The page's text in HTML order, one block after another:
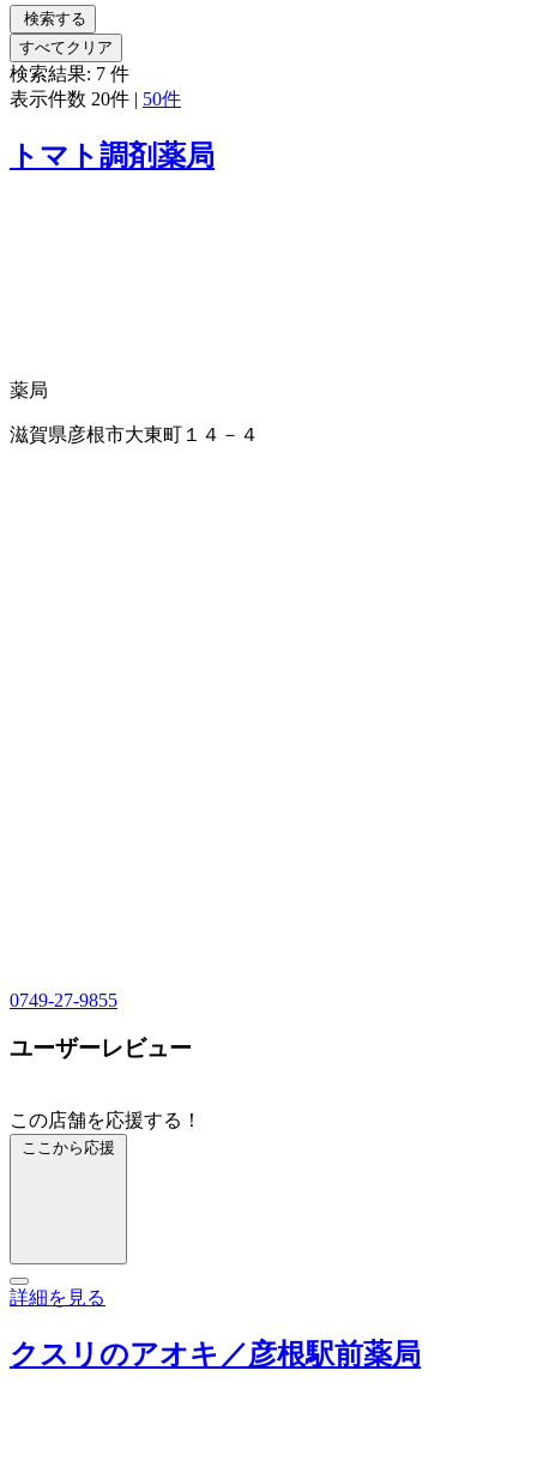
検索する
すべてクリア
検索結果: 7 件
表示件数 20件 | 50件
トマト調剤薬局
薬局
滋賀県彦根市大東町１４－４
0749-27-9855
ユーザーレビュー
この店舗を応援する！
ここから応援
詳細を見る
クスリのアオキ／彦根駅前薬局